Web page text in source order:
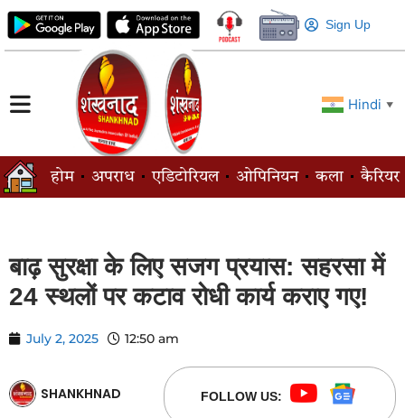
Sign Up
Hindi ▼
होम अपराध एडिटोरियल ओपिनियन कला कैरियर
बाढ़ सुरक्षा के लिए सजग प्रयास: सहरसा में
24 स्थलों पर कटाव रोधी कार्य कराए गए!
July 2, 2025 12:50 am
SHANKHNAD FOLLOW US: